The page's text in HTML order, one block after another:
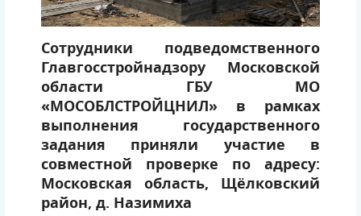
Сотрудники подведомственного
Главгосстройнадзору Московской
области ГБУ МО
«МОСОБЛСТРОЙЦНИЛ» в рамках
выполнения государственного
задания приняли участие в
совместной проверке по адресу:
Московская область, Щёлковский
район, д. Назимиха